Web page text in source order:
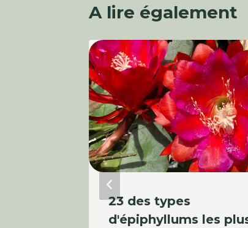
A lire également
23 des types
d'épiphyllums les